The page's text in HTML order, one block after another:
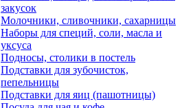
закусок
Молочники, сливочники, сахарницы
Наборы для специй, соли, масла и
уксуса
Подносы, столики в постель
Подставки для зубочисток,
пепельницы
Подставки для яиц (пашотницы)